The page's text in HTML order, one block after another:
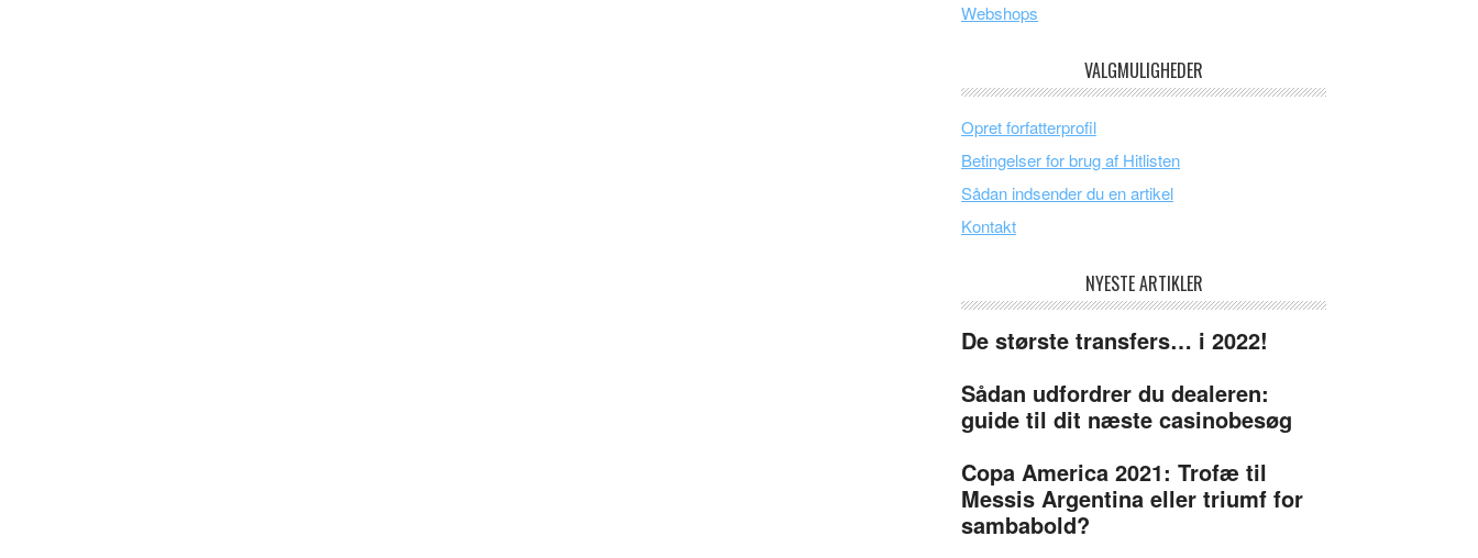
Webshops
VALGMULIGHEDER
Opret forfatterprofil
Betingelser for brug af Hitlisten
Sådan indsender du en artikel
Kontakt
NYESTE ARTIKLER
De største transfers… i 2022!
Sådan udfordrer du dealeren:
guide til dit næste casinobesøg
Copa America 2021: Trofæ til
Messis Argentina eller triumf for
sambabold?